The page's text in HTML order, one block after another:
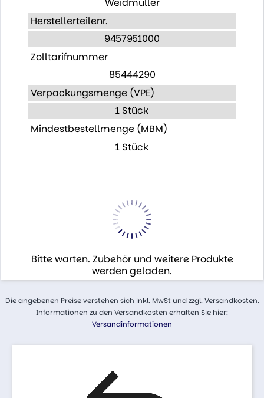
Weidmüller
Herstellerteilenr.
9457951000
Zolltarifnummer
85444290
Verpackungsmenge (VPE)
1 Stück
Mindestbestellmenge (MBM)
1 Stück
Bitte warten. Zubehör und weitere Produkte
werden geladen.
Die angebenen Preise verstehen sich inkl. MwSt und zzgl. Versandkosten.
Informationen zu den Versandkosten erhalten Sie hier:
Versandinformationen